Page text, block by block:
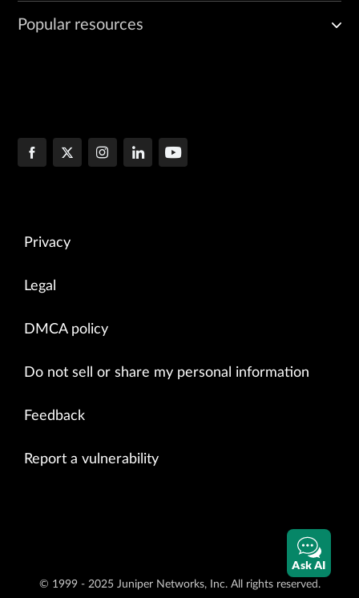
Popular resources
Privacy
Legal
DMCA policy
Do not sell or share my personal information
Feedback
Report a vulnerability
© 1999 - 2025 Juniper Networks, Inc. All rights reserved.
Ask AI